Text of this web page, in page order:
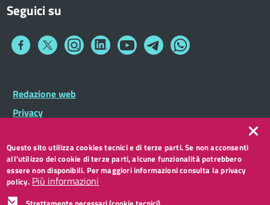
Seguici su
Collegamento
Collegamento
a
Collegamento
a
Collegamento
a
Collegamento
a
Collegamento
a
Collegamento
a
Footer
Widget
Footer
menu
Redazione web
Privacy
Accessibilità
CC BY 3.0 IT
Questo sito utilizza cookies tecnici e di terze parti. Se non acconsenti
all'utilizzo dei cookie di terze parti, alcune funzionalità potrebbero
essere non disponibili. Per maggiori informazioni consulta la privacy
policy. Più informazioni